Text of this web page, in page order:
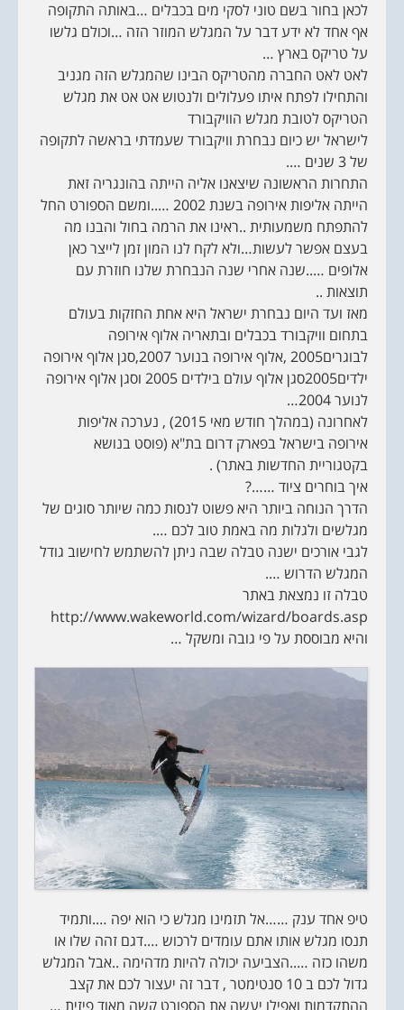
לכאן בחור בשם טוני לסקי מים בכבלים …באותה התקופה
אף אחד לא ידע דבר על המגלש המוזר הזה …וכולם גלשו
על טריקס בארץ …
לאט לאט החברה מהטריקס הבינו שהמגלש הזה מגניב
והתחילו לפתח איתו פעלולים ולנטוש אט אט את מגלש
הטריקס לטובת מגלש הוויקבורד
לישראל יש כיום נבחרת וויקבורד שעמדתי בראשה לתקופה
של 3 שנים ….
התחרות הראשונה שיצאנו אליה הייתה בהונגריה זאת
הייתה אליפות אירופה בשנת 2002 …..ומשם הספורט החל
להתפתח משמעותית ..ראינו את הרמה בחול והבנו מה
בעצם אפשר לעשות…ולא לקח לנו המון זמן לייצר כאן
אלופים …..שנה אחרי שנה הנבחרת שלנו חוזרת עם
תוצאות ..
מאז ועד היום נבחרת ישראל היא אחת החזקות בעולם
בתחום וויקבורד בכבלים ובתאריה אלוף אירופה
לבוגרים2005 ,אלוף אירופה בנוער 2007,סגן אלוף אירופה
ילדים2005סגן אלוף עולם בילדים 2005 וסגן אלוף אירופה
לנוער 2004…
לאחרונה (במהלך חודש מאי 2015) , נערכה אליפות
אירופה בישראל בפארק דרום בת"א (פוסט בנושא
בקטגוריית החדשות באתר) .
איך בוחרים ציוד ……?
הדרך הנוחה ביותר היא פשוט לנסות כמה שיותר סוגים של
מגלשים ולגלות מה באמת טוב לכם ….
לגבי אורכים ישנה טבלה שבה ניתן להשתמש לחישוב גודל
המגלש הדרוש ….
טבלה זו נמצאת באתר
http://www.wakeworld.com/wizard/boards.asp
והיא מבוססת על פי גובה ומשקל …
טיפ אחד ענק ……אל תזמינו מגלש כי הוא יפה ….ותמיד
תנסו מגלש אותו אתם עומדים לרכוש ….דגם זהה שלו או
משהו כזה …..הצביעה יכולה להיות מדהימה ..אבל המגלש
גדול לכם ב 10 סנטימטר , דבר זה יעצור לכם את קצב
ההתקדמות ואפילו יעשה את הספורט קשה מאוד פיזית …